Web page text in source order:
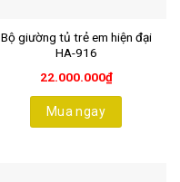
Bộ giường tủ trẻ em hiện đại
HA-916
22.000.000₫
Mua ngay